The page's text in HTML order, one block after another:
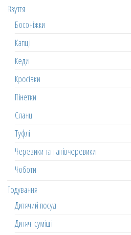
Взуття
Босоніжки
Капці
Кеди
Кросівки
Пінетки
Сланці
Туфлі
Черевики та напівчеревики
Чоботи
Годування
Дитячий посуд
Дитячі суміші